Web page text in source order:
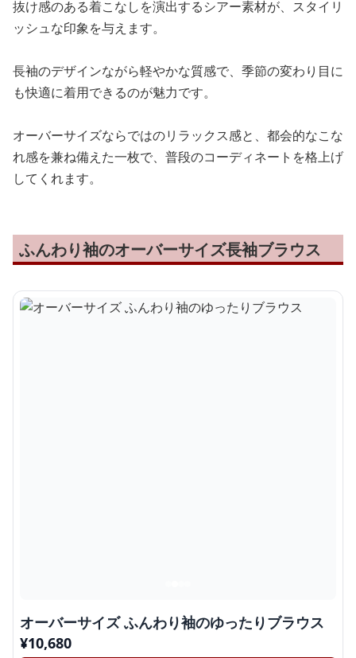
抜け感のある着こなしを演出するシアー素材が、スタイリ
ッシュな印象を与えます。
長袖のデザインながら軽やかな質感で、季節の変わり目に
も快適に着用できるのが魅力です。
オーバーサイズならではのリラックス感と、都会的なこな
れ感を兼ね備えた一枚で、普段のコーディネートを格上げ
してくれます。
ふんわり袖のオーバーサイズ長袖ブラウス
オーバーサイズ ふんわり袖のゆったりブラウス
¥10,680